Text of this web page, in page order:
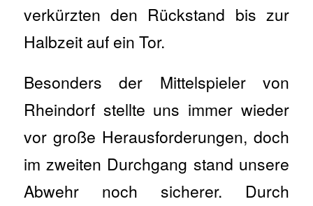
verkürzten den Rückstand bis zur
Halbzeit auf ein Tor.
Besonders der Mittelspieler von
Rheindorf stellte uns immer wieder
vor große Herausforderungen, doch
im zweiten Durchgang stand unsere
Abwehr noch sicherer. Durch